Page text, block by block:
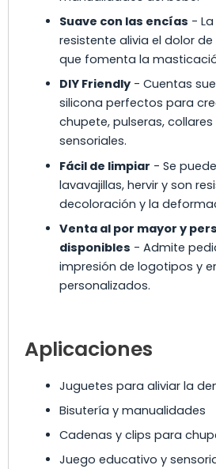
Suave con las encías -
resistente alivia el dolor
que fomenta la
DIY Friendly- Cuentas
silicona perfectos para
chupete, pulseras,
sensoriales.
Fácil de limpiar - Se
lavavajillas, hervir y son
decoloración y la
Venta al por mayor y
disponibles - Admite
impresión de logotipos y
personalizados.
Aplicaciones
Juguetes para aliviar la
Bisutería y manualidades
Cadenas y clips para
Juego educativo y